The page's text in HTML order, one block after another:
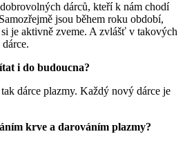
dárců, kteří k nám chodí
jsou během roku období,
je aktivně zveme. A zvlášť v takových
i do budoucna?
dárce plazmy. Každý nový dárce je
krve a darováním plazmy?